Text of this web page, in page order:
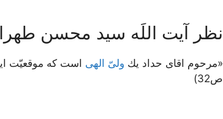
نظر آیت اللَه سید محسن
«مرحوم اقای حداد يك ولىّ الهى است كه موقعيّت
ص32)